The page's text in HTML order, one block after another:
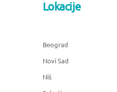
Lokacije
Beograd
Novi Sad
Niš